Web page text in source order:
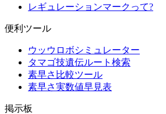
レギュレーションマークって?
便利ツール
ウッウロボシミュレーター
タマゴ技遺伝ルート検索
素早さ比較ツール
素早さ実数値早見表
掲示板